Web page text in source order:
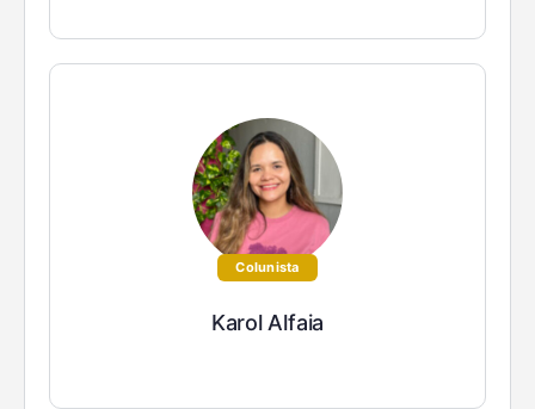
Colunista
Karol Alfaia